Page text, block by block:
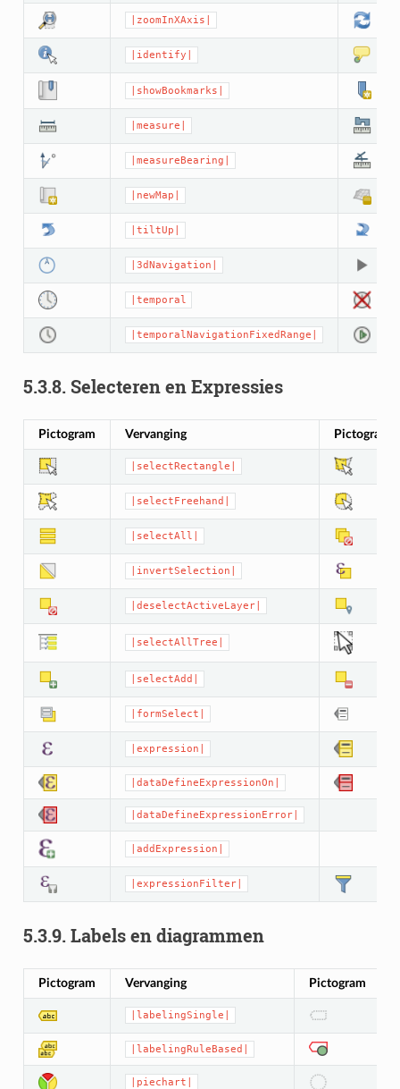
|zoomInXAxis|
|identify|
|showBookmarks|
|measure|
|measureBearing|
|newMap|
|tiltUp|
|3dNavigation|
|temporal
|temporalNavigationFixedRange|
5.3.8. Selecteren en Expressies
Pictogram Vervanging Pictogram
|selectRectangle|
|selectFreehand|
|selectAll|
|invertSelection|
|deselectActiveLayer|
|selectAllTree|
|selectAdd|
|formSelect|
|expression|
|dataDefineExpressionOn|
|dataDefineExpressionError|
|addExpression|
|expressionFilter|
5.3.9. Labels en diagrammen
Pictogram Vervanging Pictogram
|labelingSingle|
|labelingRuleBased|
|piechart|